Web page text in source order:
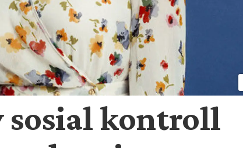
sosial kontroll